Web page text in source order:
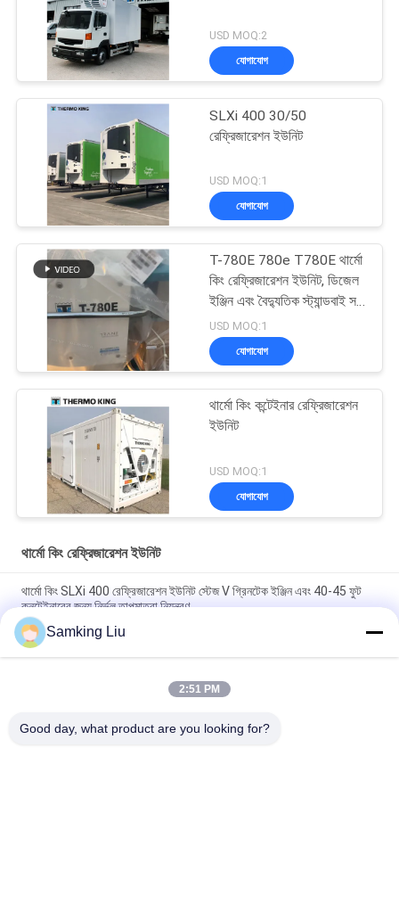
USD MOQ:2
যোগাযোগ
SLXi 400 30/50
রেফ্রিজারেশন ইউনিট
USD MOQ:1
যোগাযোগ
T-780E 780e T780E থার্মো
কিং রেফ্রিজারেশন ইউনিট, ডিজেল
ইঞ্জিন এবং বৈদ্যুতিক স্ট্যান্ডবাই সহ
বৈদ্যুতিক পাখা, যা চীনে তৈরি
USD MOQ:1
যোগাযোগ
থার্মো কিং কন্টেইনার রেফ্রিজারেশন
ইউনিট
USD MOQ:1
যোগাযোগ
থার্মো কিং রেফ্রিজারেশন ইউনিট
থার্মো কিং SLXi 400 রেফ্রিজারেশন ইউনিট স্টেজ V গ্রিনটেক ইঞ্জিন এবং 40-45 ফুট
কনটেইনারের জন্য নির্ভুল তাপমাত্রা নিয়ন্ত্রণ
মডেল লেজেন্ড L-1880 30/50 THERMO KING নতুন ট্রেলার রেফ্রিজারেশন ইউনিট
এশিয়া প্যাসিফিক বাজার ভাল জ্বালানী অর্থনীতি এবং শক্তিশালী শীতল কর্মক্ষমতা
টি-৮৮০ প্রো টি-৮০ টি-৬৮০প্রো/টি-৭৮০প্রো/টি-১০৮০প্রো/টি-১২৮০প্রো
Samking Liu
2:51 PM
Good day, what product are you looking for?